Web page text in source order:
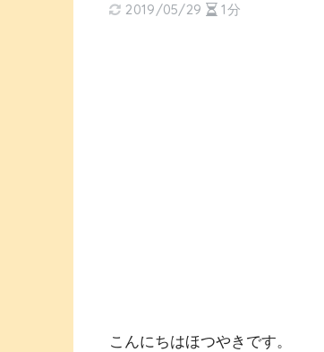
2019/05/29 1分
こんにちはほつやきです。